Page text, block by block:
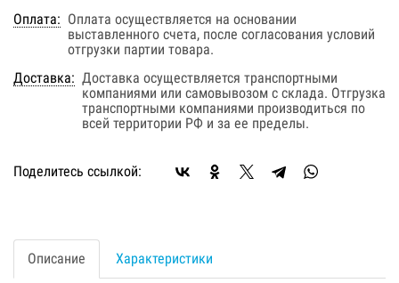
Оплата: Оплата осуществляется на основании
выставленного счета, после согласования условий
отгрузки партии товара.
Доставка: Доставка осуществляется транспортными
компаниями или самовывозом с склада. Отгрузка
транспортными компаниями производиться по
всей территории РФ и за ее пределы.
Поделитесь ссылкой:
Описание Характеристики